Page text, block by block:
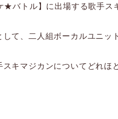
★バトル】に出場する歌手ス
して、二人組ボーカルユニッ
スキマジカンについてどれほ